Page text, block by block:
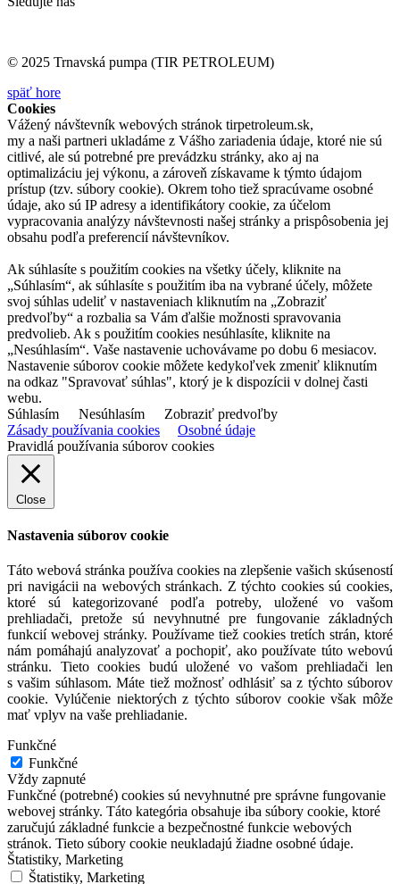
© 2025 Trnavská pumpa (TIR PETROLEUM)
späť hore
Cookies
Vážený návštevník webových stránok tirpetroleum.sk,
my a naši partneri ukladáme z Vášho zariadenia údaje, ktoré nie sú
citlivé, ale sú potrebné pre prevádzku stránky, ako aj na
optimalizáciu jej výkonu, a zároveň získavame k týmto údajom
prístup (tzv. súbory cookie). Okrem toho tiež spracúvame osobné
údaje, ako sú IP adresy a identifikátory cookie, za účelom
vypracovania analýzy návštevnosti našej stránky a prispôsobenia jej
obsahu podľa preferencií návštevníkov.
Ak súhlasíte s použitím cookies na všetky účely, kliknite na
„Súhlasím“, ak súhlasíte s použitím iba na vybrané účely, môžete
svoj súhlas udeliť v nastaveniach kliknutím na „Zobraziť
predvoľby“ a rozbalia sa Vám ďalšie možnosti spravovania
predvolieb. Ak s použitím cookies nesúhlasíte, kliknite na
„Nesúhlasím“. Vaše nastavenie uchovávame po dobu 6 mesiacov.
Nastavenie súborov cookie môžete kedykoľvek zmeniť kliknutím
na odkaz "Spravovať súhlas", ktorý je k dispozícii v dolnej časti
webu.
Súhlasím
Nesúhlasím
Zobraziť predvoľby
Zásady používania cookies
Osobné údaje
Pravidlá používania súborov cookies
Close
Nastavenia súborov cookie
Táto webová stránka používa cookies na zlepšenie vašich skúseností
pri navigácii na webových stránkach. Z týchto cookies sú cookies,
ktoré sú kategorizované podľa potreby, uložené vo vašom
prehliadači, pretože sú nevyhnutné pre fungovanie základných
funkcií webovej stránky. Používame tiež cookies tretích strán, ktoré
nám pomáhajú analyzovať a pochopiť, ako používate túto webovú
stránku. Tieto cookies budú uložené vo vašom prehliadači len
s vašim súhlasom. Máte tiež možnosť odhlásiť sa z týchto súborov
cookie. Vylúčenie niektorých z týchto súborov cookie však môže
mať vplyv na vaše prehliadanie.
Funkčné
Funkčné
Vždy zapnuté
Funkčné (potrebné) cookies sú nevyhnutné pre správne fungovanie
webovej stránky. Táto kategória obsahuje iba súbory cookie, ktoré
zaručujú základné funkcie a bezpečnostné funkcie webových
stránok. Tieto súbory cookie neukladajú žiadne osobné údaje.
Štatistiky, Marketing
Štatistiky, Marketing